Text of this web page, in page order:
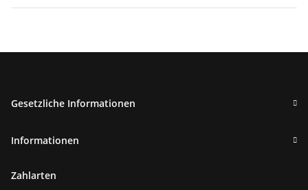
Gesetzliche Informationen
Informationen
Zahlarten